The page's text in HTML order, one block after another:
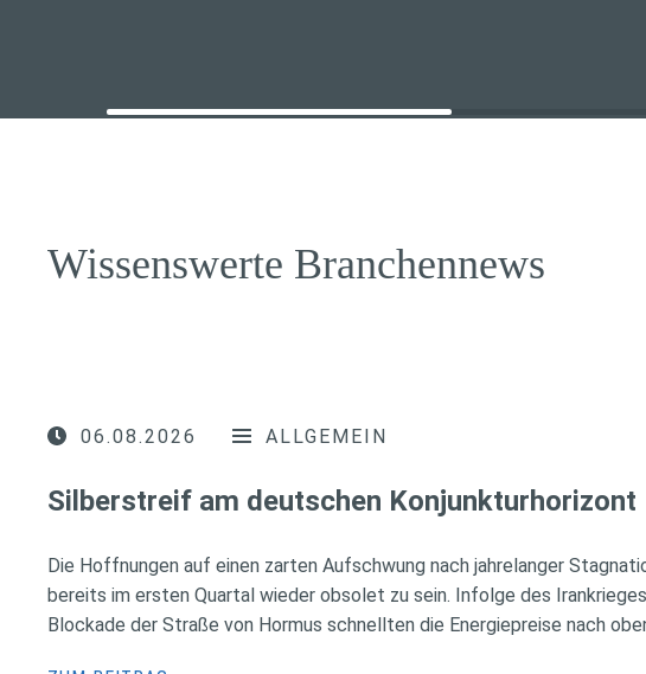
Wissenswerte Branchennews
06.08.2026 ALLGEMEIN
Silberstreif am deutschen Konjunkturhorizont
Die Hoffnungen auf einen zarten Aufschwung nach jahrelanger
bereits im ersten Quartal wieder obsolet zu sein. Infolge des
Blockade der Straße von Hormus schnellten die Energiepreise nach